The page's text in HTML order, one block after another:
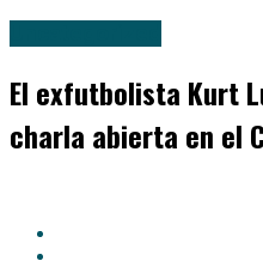
El exfutbolista Kurt
charla abierta en el